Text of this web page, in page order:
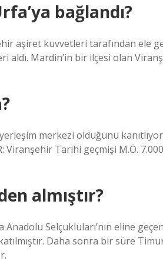
bağlandı?
aşiret kuvvetleri tarafından ele
Mardin’in bir ilçesi olan
merkezi olduğunu
Viranşehir Tarihi geçmişi M.Ö.
almıştır?
Selçukluları’nın eline geçen
Daha sonra bir süre